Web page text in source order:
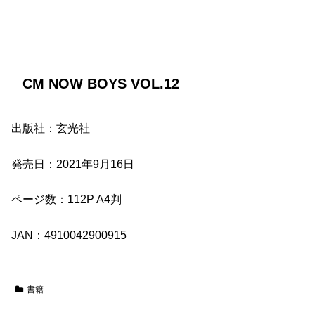
CM NOW BOYS VOL.12
出版社：玄光社
発売日：2021年9月16日
ページ数：112P A4判
JAN：4910042900915
書籍